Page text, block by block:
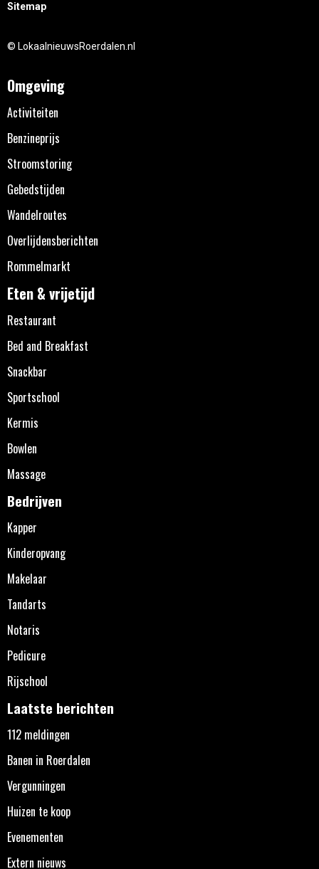
Sitemap
© LokaalnieuwsRoerdalen.nl
Omgeving
Activiteiten
Benzineprijs
Stroomstoring
Gebedstijden
Wandelroutes
Overlijdensberichten
Rommelmarkt
Eten & vrijetijd
Restaurant
Bed and Breakfast
Snackbar
Sportschool
Kermis
Bowlen
Massage
Bedrijven
Kapper
Kinderopvang
Makelaar
Tandarts
Notaris
Pedicure
Rijschool
Laatste berichten
112 meldingen
Banen in Roerdalen
Vergunningen
Huizen te koop
Evenementen
Extern nieuws